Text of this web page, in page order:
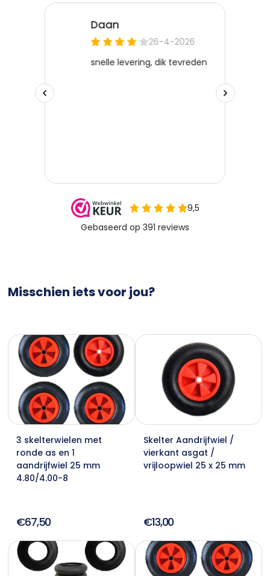
Misschien iets voor jou?
3 skelterwielen met
ronde as en 1
aandrijfwiel 25 mm
4.80/4.00-8
€67,50
Skelter Aandrijfwiel /
vierkant asgat /
vrijloopwiel 25 x 25 mm
€13,00